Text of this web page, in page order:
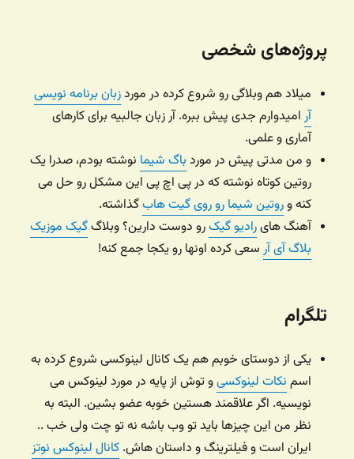
پروژه‌های شخصی
میلاد هم وبلاگی رو شروع کرده در موردزبان برنامه نویسی
آر امیدوارم جدی پیش ببره. آر زبان جالبیه برای کارهای
آماری و علمی.
و من مدتی پیش در مورد باگ شیما نوشته بودم، صدرا یک
روتین کوتاه نوشته که در پی اچ پی این مشکل رو حل می
کنه وروتین شیما رو روی گیت هابگذاشته.
آهنگ هایرادیو گیکرو دوست دارین؟ وبلاگگیک موزیک
بلاگ آی آر سعی کرده اونها رو یکجا جمع کنه!
تلگرام
یکی از دوستای خوبم هم یک کانال لینوکسی شروع کرده به
اسم نکات لینوکسیو توش از پایه در مورد لینوکس می
نویسیه. اگر علاقمند هستین خوبه عضو بشین. البته به
نظر من این چیزها باید تو وب باشه نه تو چت ولی خب ..
ایران است و فیلترینگ و داستان هاش.کانال لینوکس نوتز